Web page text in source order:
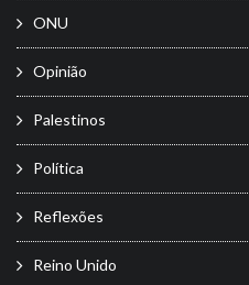
ONU
Opinião
Palestinos
Política
Reflexões
Reino Unido